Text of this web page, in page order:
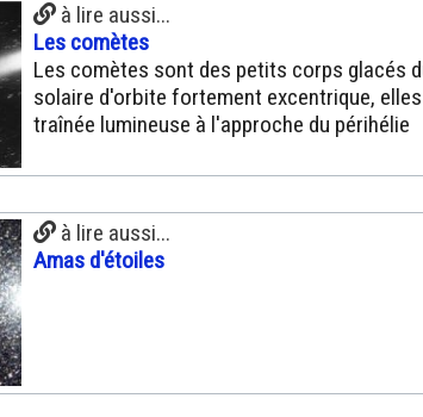
à lire aussi...
Les comètes
Les comètes sont des petits corps glacés
solaire d'orbite fortement excentrique,
traînée lumineuse à l'approche du périhélie
à lire aussi...
Amas d'étoiles